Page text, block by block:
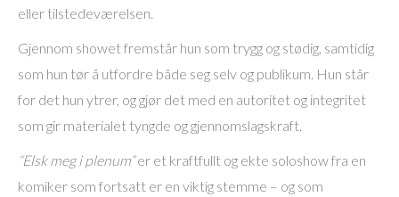
eller tilstedeværelsen.
Gjennom showet fremstår hun som trygg og stødig, samtidig
som hun tør å utfordre både seg selv og publikum. Hun står
for det hun ytrer, og gjør det med en autoritet og integritet
som gir materialet tyngde og gjennomslagskraft.
“Elsk meg i plenum”er et kraftfullt og ekte soloshow fra en
komiker som fortsatt er en viktig stemme – og som